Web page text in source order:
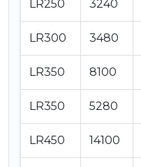
LR250 3240
LR300 3480
LR350 8100
LR350 5280
LR450 14100